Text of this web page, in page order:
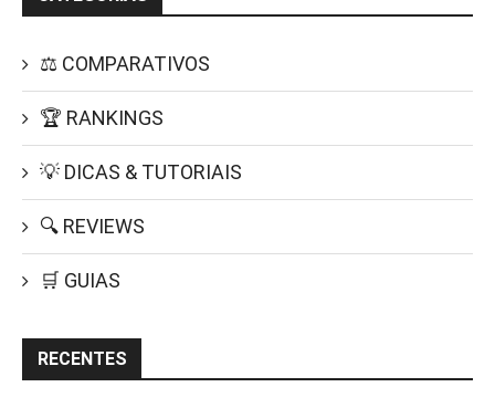
⚖️ COMPARATIVOS
🏆 RANKINGS
💡 DICAS & TUTORIAIS
🔍 REVIEWS
🛒 GUIAS
RECENTES